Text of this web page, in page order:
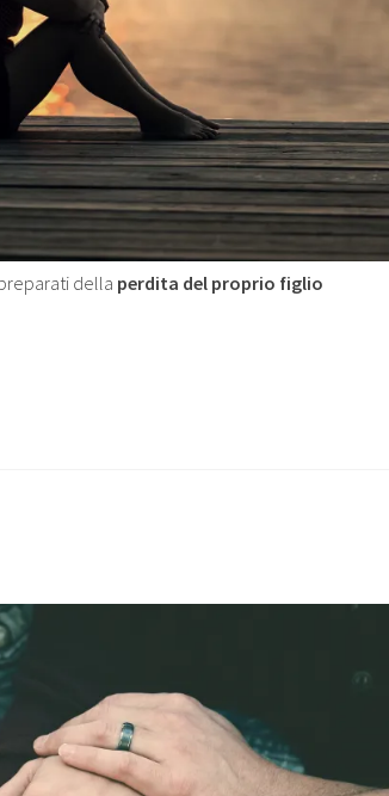
della perdita del proprio figlio